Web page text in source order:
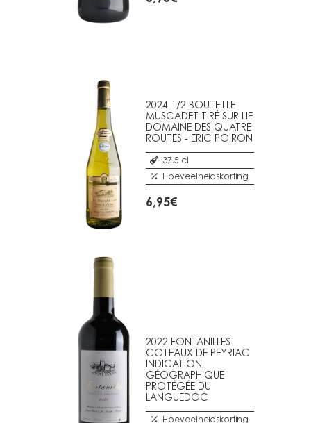
2024 1/2 BOUTEILLE
MUSCADET TIRÉ SUR LIE
DOMAINE DES QUATRE
ROUTES - ERIC POIRON
37.5 cl
Hoeveelheidskorting
6,95€
2022 FONTANILLES
COTEAUX DE PEYRIAC
INDICATION
GÉOGRAPHIQUE
PROTÉGÉE DU
LANGUEDOC
Hoeveelheidskorting